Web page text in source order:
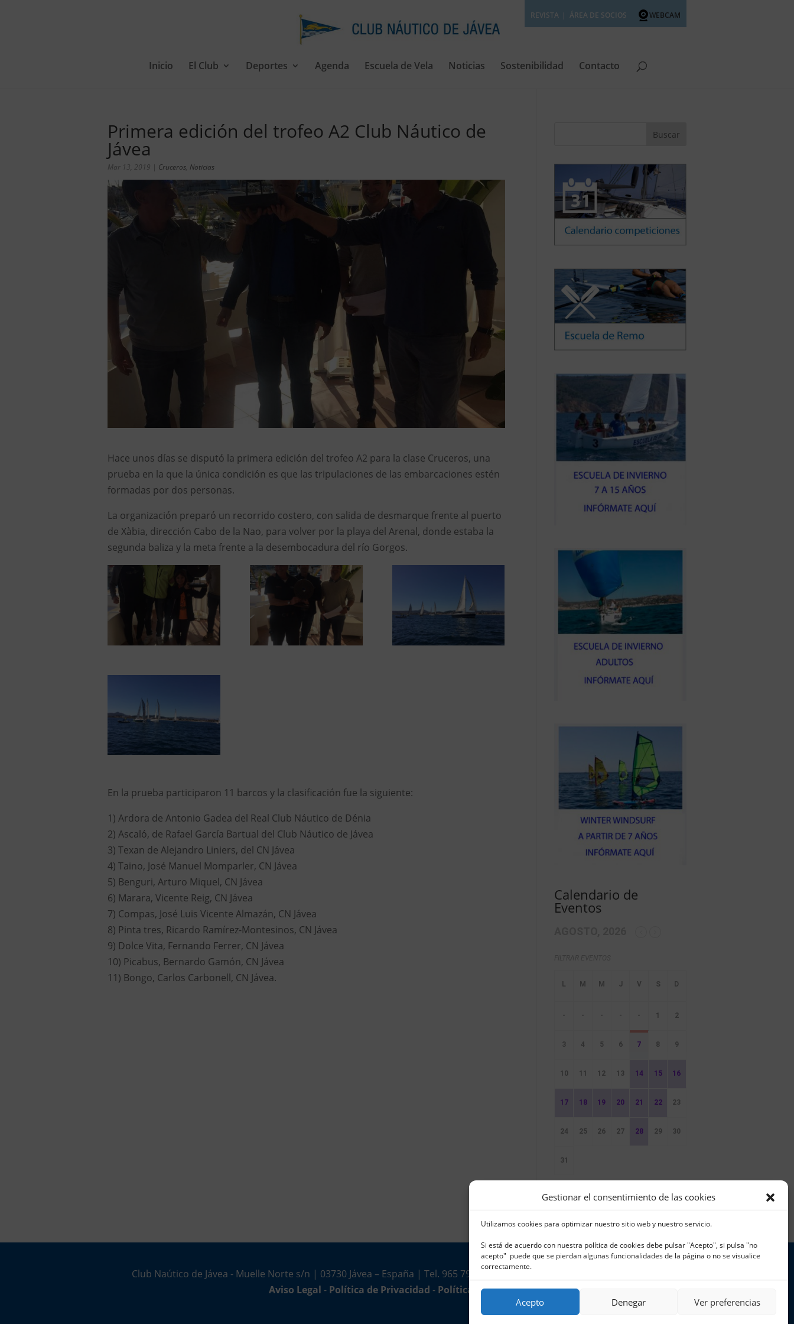
Gestionar el consentimiento de las cookies
Utilizamos cookies para optimizar nuestro sitio web y nuestro servicio.
Si está de acuerdo con nuestra política de cookies debe pulsar "Acepto", si pulsa "no
acepto" puede que se pierdan algunas funcionalidades de la página o no se visualice
correctamente.
Acepto Denegar Ver preferencias
REVISTA ÁREA DE SOCIOS WEBCAM
Inicio El Club Deportes Agenda Escuela de Vela Noticias Sostenibilidad Contacto
Primera edición del trofeo A2 Club Náutico de
Jávea
Mar 13, 2019 | Cruceros Noticias
Hace unos días se disputó la primera edición del trofeo A2 para la clase Cruceros, una
prueba en la que la única condición es que las tripulaciones de las embarcaciones estén
formadas por dos personas.
La organización preparó un recorrido costero, con salida de desmarque frente al puerto
de Xàbia, dirección Cabo de la Nao, para volver por la playa del Arenal, donde estaba la
segunda baliza y la meta frente a la desembocadura del río Gorgos.
En la prueba participaron 11 barcos y la clasificación fue la siguiente:
1) Ardora de Antonio Gadea del Real Club Náutico de Dénia
2) Ascaló, de Rafael García Bartual del Club Náutico de Jávea
3) Texan de Alejandro Liniers, del CN Jávea
4) Taino, José Manuel Momparler, CN Jávea
5) Benguri, Arturo Miquel, CN Jávea
6) Marara, Vicente Reig, CN Jávea
7) Compas, José Luis Vicente Almazán, CN Jávea
8) Pinta tres, Ricardo Ramírez-Montesinos, CN Jávea
9) Dolce Vita, Fernando Ferrer, CN Jávea
10) Picabus, Bernardo Gamón, CN Jávea
11) Bongo, Carlos Carbonell, CN Jávea.
Calendario de
Eventos
- - - - - 1 2
3 4 5 6 7 8 9
10 11 12 13 14 15 16
17 18 19 20 21 22 23
24 25 26 27 28 29 30
31
Sin Eventos
Club Naútico de Jávea - Muelle Norte s/n | 03730 Jávea – España | Tel. 965 791 025 | Fax. 965 796 008 | info@cnjavea.net
Aviso Legal -Política de Privacidad - Política de Cookies